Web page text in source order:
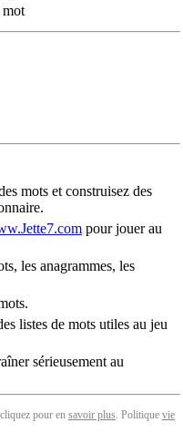
mot
mots et construisez des
pour jouer au
les anagrammes, les
listes de mots utiles au jeu
sérieusement au
pour en savoir plus. Politique vie